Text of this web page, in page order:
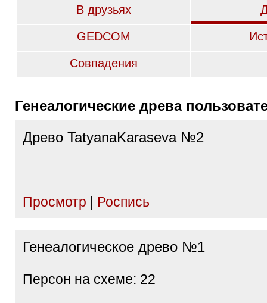
В друзьях
GEDCOM
Совпадения
Генеалогические древа
Древо TatyanaKaraseva №2
Просмотр | Роспись
Генеалогическое древо №1
Персон на схеме: 22